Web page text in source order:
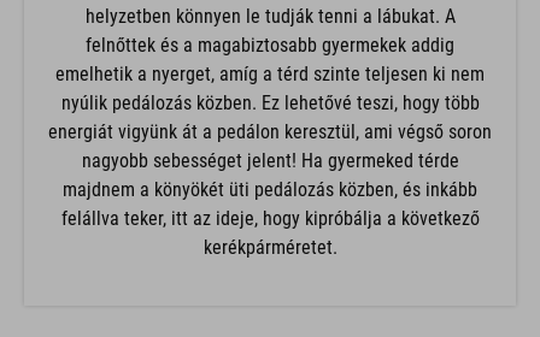
helyzetben könnyen le tudják tenni a lábukat. A
felnőttek és a magabiztosabb gyermekek addig
emelhetik a nyerget, amíg a térd szinte teljesen ki nem
nyúlik pedálozás közben. Ez lehetővé teszi, hogy több
energiát vigyünk át a pedálon keresztül, ami végső soron
nagyobb sebességet jelent! Ha gyermeked térde
majdnem a könyökét üti pedálozás közben, és inkább
felállva teker, itt az ideje, hogy kipróbálja a következő
kerékpárméretet.